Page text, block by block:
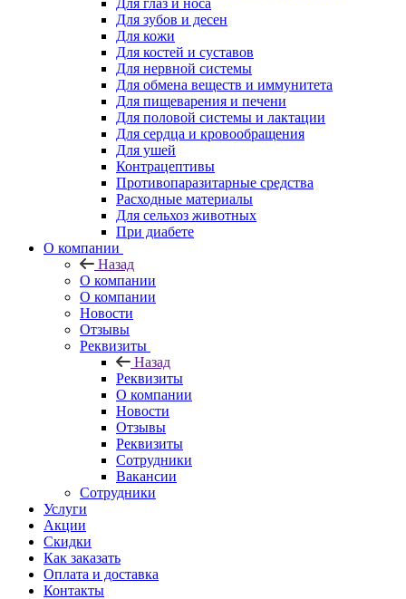
Для глаз и носа
Для зубов и десен
Для кожи
Для костей и суставов
Для нервной системы
Для обмена веществ и иммунитета
Для пищеварения и печени
Для половой системы и лактации
Для сердца и кровообращения
Для ушей
Контрацептивы
Противопаразитарные средства
Расходные материалы
Для сельхоз животных
При диабете
О компании
Назад
О компании
О компании
Новости
Отзывы
Реквизиты
Назад
Реквизиты
О компании
Новости
Отзывы
Реквизиты
Сотрудники
Вакансии
Сотрудники
Услуги
Акции
Скидки
Как заказать
Оплата и доставка
Контакты